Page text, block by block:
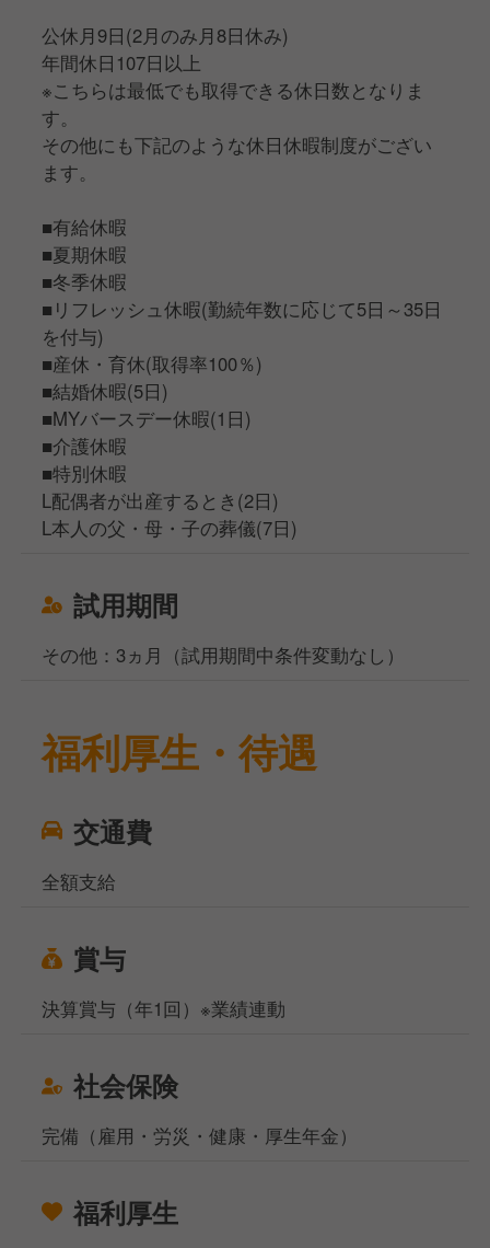
公休月9日(2月のみ月8日休み)
年間休日107日以上
※こちらは最低でも取得できる休日数となりま
す。
その他にも下記のような休日休暇制度がござい
ます。
■有給休暇
■夏期休暇
■冬季休暇
■リフレッシュ休暇(勤続年数に応じて5日～35日
を付与)
■産休・育休(取得率100％)
■結婚休暇(5日)
■MYバースデー休暇(1日)
■介護休暇
■特別休暇
L配偶者が出産するとき(2日)
L本人の父・母・子の葬儀(7日)
試用期間
その他：3ヵ月（試用期間中条件変動なし）
福利厚生・待遇
交通費
全額支給
賞与
決算賞与（年1回）※業績連動
社会保険
完備（雇用・労災・健康・厚生年金）
福利厚生